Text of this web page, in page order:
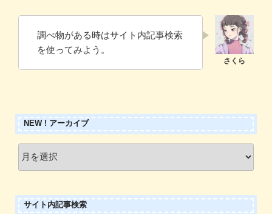
調べ物がある時はサイト内記事検索
を使ってみよう。
NEW ! アーカイブ
ー
カサイト内記事検索